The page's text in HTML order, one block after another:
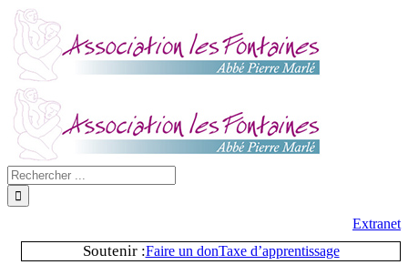
Extranet
Soutenir :Faire un donTaxe d’apprentissage